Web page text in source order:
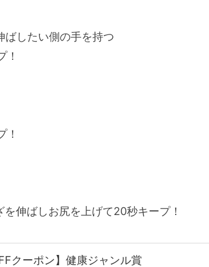
ばしたい側の手を持つ
！
！
伸ばしお尻を上げて20秒キープ！
クーポン】健康ジャンル賞